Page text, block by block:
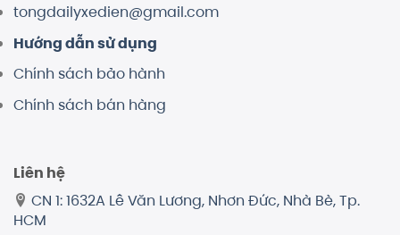
tongdailyxedien@gmail.com
Hướng dẫn sử dụng
Chính sách bảo hành
Chính sách bán hàng
Liên hệ
CN 1: 1632A Lê Văn Lương, Nhơn Đức, Nhà Bè, Tp.
HCM